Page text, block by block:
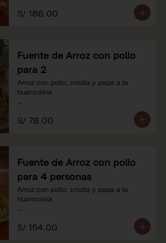
S/ 186.00
Fuente de Arroz con pollo
para 2
Arroz con pollo, criolla y papa a la
huancaína
*Nuestros precios están expresados en
soles e incluyen impuestos de ley y
S/ 78.00
Fuente de Arroz con pollo
para 4 personas
Arroz con pollo, criolla y papa a la
huancaína
*Nuestros precios están expresados en
soles e incluyen impuestos de ley y
S/ 154.00